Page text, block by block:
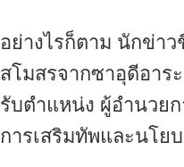
อย่างไรก็ตาม นักข่าว
สโมสรจากซาอุดีอาร
รับตำแหน่ง ผู้อำนวย
การเสริมทัพและนโย